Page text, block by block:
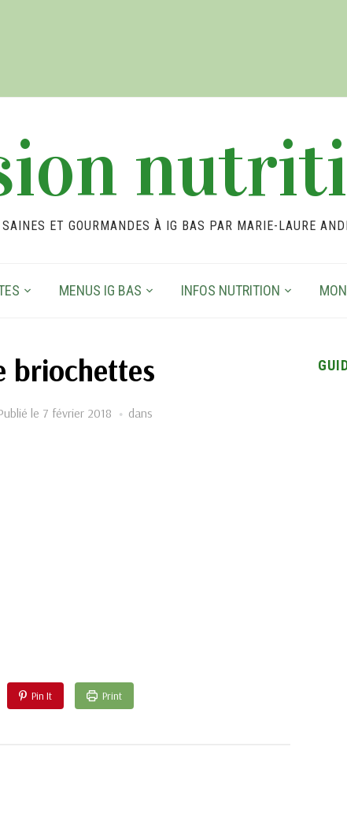
SAINES ET GOURMANDES À IG BAS PAR MARIE-LAURE
MENUS IG BAS INFOS NUTRITION
briochettes
le 7 février 2018 dans
Pin It Print